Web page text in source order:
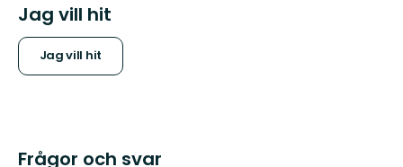
Jag vill hit
Jag vill hit
Frågor och svar